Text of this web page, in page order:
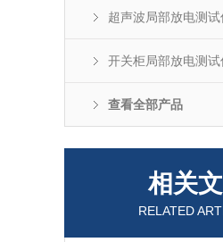
超声波局部放电测试
开关柜局部放电测试
查看全部产品
相关
RELATED